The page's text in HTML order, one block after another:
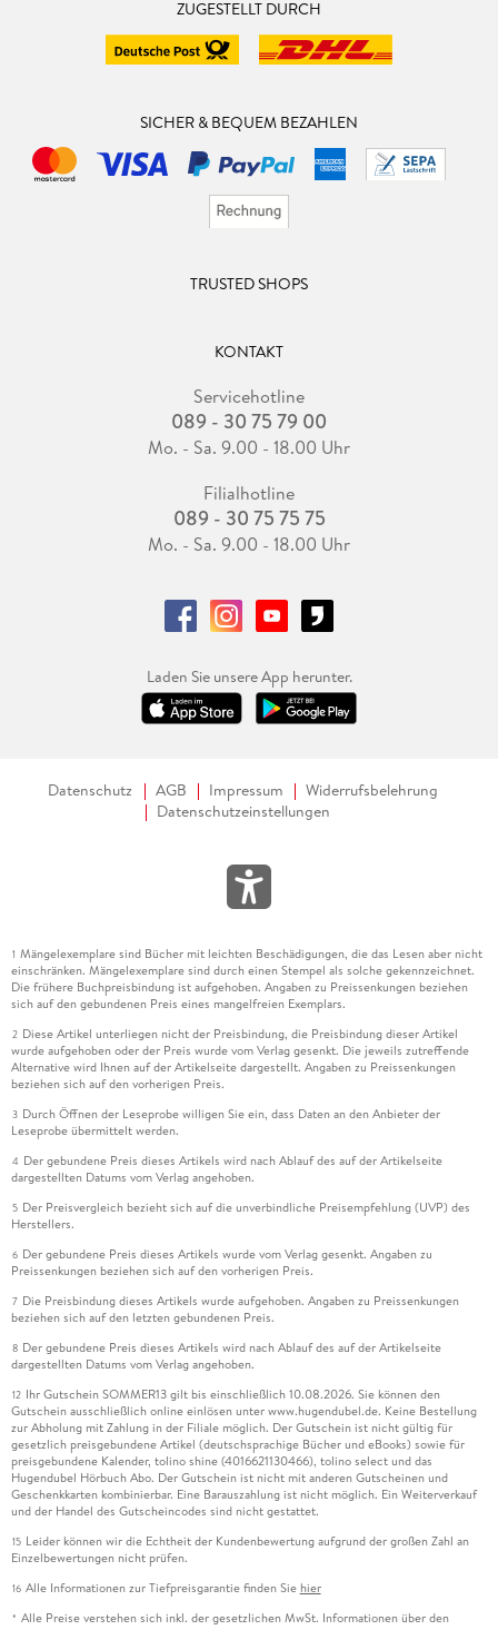
ZUGESTELLT DURCH
SICHER & BEQUEM BEZAHLEN
TRUSTED SHOPS
KONTAKT
Servicehotline
089 - 30 75 79 00
Mo. - Sa. 9.00 - 18.00 Uhr
Filialhotline
089 - 30 75 75 75
Mo. - Sa. 9.00 - 18.00 Uhr
Laden Sie unsere App herunter.
Datenschutz AGB Impressum
Widerrufsbelehrung
Datenschutzeinstellungen
1 Mängelexemplare sind Bücher mit leichten Beschädigungen, die das Lesen aber nicht
einschränken. Mängelexemplare sind durch einen Stempel als solche gekennzeichnet.
Die frühere Buchpreisbindung ist aufgehoben. Angaben zu Preissenkungen beziehen
sich auf den gebundenen Preis eines mangelfreien Exemplars.
2 Diese Artikel unterliegen nicht der Preisbindung, die Preisbindung dieser Artikel
wurde aufgehoben oder der Preis wurde vom Verlag gesenkt. Die jeweils zutreffende
Alternative wird Ihnen auf der Artikelseite dargestellt. Angaben zu Preissenkungen
beziehen sich auf den vorherigen Preis.
3 Durch Öffnen der Leseprobe willigen Sie ein, dass Daten an den Anbieter der
Leseprobe übermittelt werden.
4 Der gebundene Preis dieses Artikels wird nach Ablauf des auf der Artikelseite
dargestellten Datums vom Verlag angehoben.
5 Der Preisvergleich bezieht sich auf die unverbindliche Preisempfehlung (UVP) des
Herstellers.
6 Der gebundene Preis dieses Artikels wurde vom Verlag gesenkt. Angaben zu
Preissenkungen beziehen sich auf den vorherigen Preis.
7 Die Preisbindung dieses Artikels wurde aufgehoben. Angaben zu Preissenkungen
beziehen sich auf den letzten gebundenen Preis.
8 Der gebundene Preis dieses Artikels wird nach Ablauf des auf der Artikelseite
dargestellten Datums vom Verlag angehoben.
12 Ihr Gutschein SOMMER13 gilt bis einschließlich 10.08.2026. Sie können den
Gutschein ausschließlich online einlösen unter www.hugendubel.de. Keine Bestellung
zur Abholung mit Zahlung in der Filiale möglich. Der Gutschein ist nicht gültig für
gesetzlich preisgebundene Artikel (deutschsprachige Bücher und eBooks) sowie für
preisgebundene Kalender, tolino shine (4016621130466), tolino select und das
Hugendubel Hörbuch Abo. Der Gutschein ist nicht mit anderen Gutscheinen und
Geschenkkarten kombinierbar. Eine Barauszahlung ist nicht möglich. Ein Weiterverkauf
und der Handel des Gutscheincodes sind nicht gestattet.
15 Leider können wir die Echtheit der Kundenbewertung aufgrund der großen Zahl an
Einzelbewertungen nicht prüfen.
16 Alle Informationen zur Tiefpreisgarantie finden Sie hier
* Alle Preise verstehen sich inkl. der gesetzlichen MwSt. Informationen über den